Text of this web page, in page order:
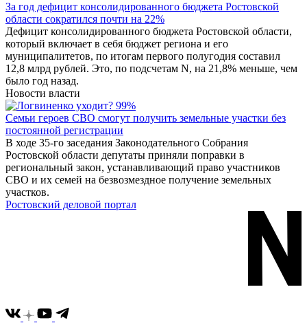
За год дефицит консолидированного бюджета Ростовской
области сократился почти на 22%
Дефицит консолидированного бюджета Ростовской области,
который включает в себя бюджет региона и его
муниципалитетов, по итогам первого полугодия составил
12,8 млрд рублей. Это, по подсчетам N, на 21,8% меньше, чем
было год назад.
Новости власти
Семьи героев СВО смогут получить земельные участки без
постоянной регистрации
В ходе 35-го заседания Законодательного Собрания
Ростовской области депутаты приняли поправки в
региональный закон, устанавливающий право участников
СВО и их семей на безвозмездное получение земельных
участков.
Ростовский деловой портал